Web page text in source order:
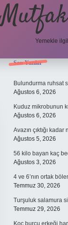
Yemekle
Son Yazılar
Bulundurma ruhsat
Ağustos 6, 2026
Kuduz mikrobunun
Ağustos 6, 2026
Avazın çıktığı
Ağustos 5, 2026
56 kilo bayan kaç
Ağustos 3, 2026
4 ve 6’nın ortak
Temmuz 30, 2026
Turşuluk salamura
Temmuz 29, 2026
Koç burcu erkeği